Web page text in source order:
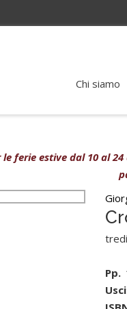
Chi siamo
ferie estive dal 10 al
Pp.